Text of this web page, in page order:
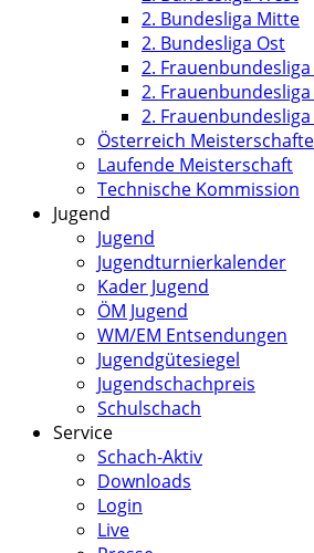
2. Bundesliga Mitte
2. Bundesliga Ost
2.
2.
2.
Österreich
Laufende Meisterschaft
Technische Kommission
Jugend
Jugend
Jugendturnierkalender
Kader Jugend
ÖM Jugend
WM/EM Entsendungen
Jugendgütesiegel
Jugendschachpreis
Schulschach
Service
Schach-Aktiv
Downloads
Login
Live